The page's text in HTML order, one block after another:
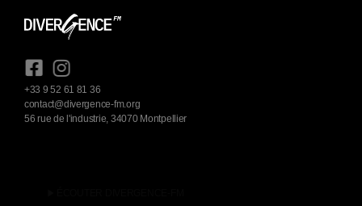
+33 9 52 61 81 36
contact@divergence-fm.org
56 rue de l'industrie, 34070 Montpellier